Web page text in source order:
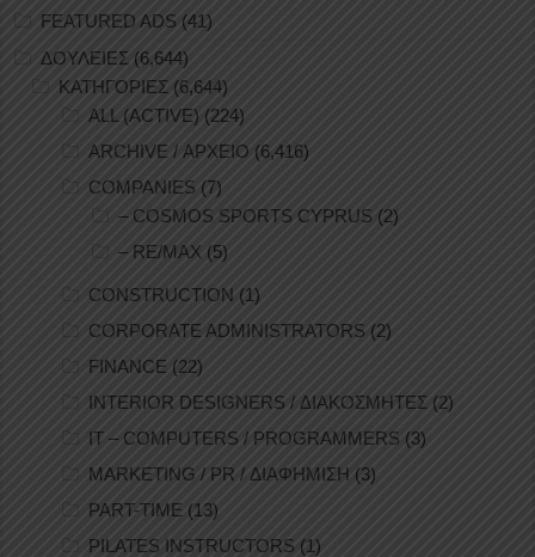
FEATURED ADS (41)
ΔΟΥΛΕΙΕΣ (6,644)
ΚΑΤΗΓΟΡΙΕΣ (6,644)
ALL (ACTIVE) (224)
ARCHIVE / ΑΡΧΕΙΟ (6,416)
COMPANIES (7)
– COSMOS SPORTS CYPRUS (2)
– RE/MAX (5)
CONSTRUCTION (1)
CORPORATE ADMINISTRATORS (2)
FINANCE (22)
INTERIOR DESIGNERS / ΔΙΑΚΟΣΜΗΤΕΣ (2)
IT – COMPUTERS / PROGRAMMERS (3)
MARKETING / PR / ΔΙΑΦΗΜΙΣΗ (3)
PART-TIME (13)
PILATES INSTRUCTORS (1)